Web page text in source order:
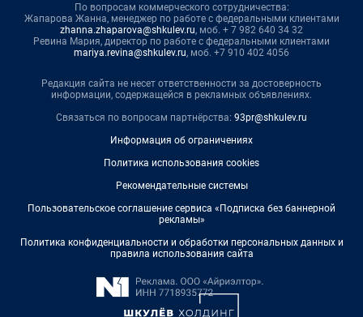
По вопросам коммерческого сотрудничества:
Жапарова Жанна, менеджер по работе с федеральными клиентами
zhanna.zhaparova@shkulev.ru, моб. + 7 982 640 34 32
Ревина Мария, директор по работе с федеральными клиентами
mariya.revina@shkulev.ru, моб. +7 910 402 4056
Редакция сайта не несет ответственности за достоверность
информации, содержащейся в рекламных объявлениях.
Связаться по вопросам партнёрства: 93pr@shkulev.ru
Информация об ограничениях
Политика использования cookies
Рекомендательные системы
Пользовательское соглашение сервиса «Подписка без баннерной
рекламы»
Политика конфиденциальности и обработки персональных данных и
правила использования сайта